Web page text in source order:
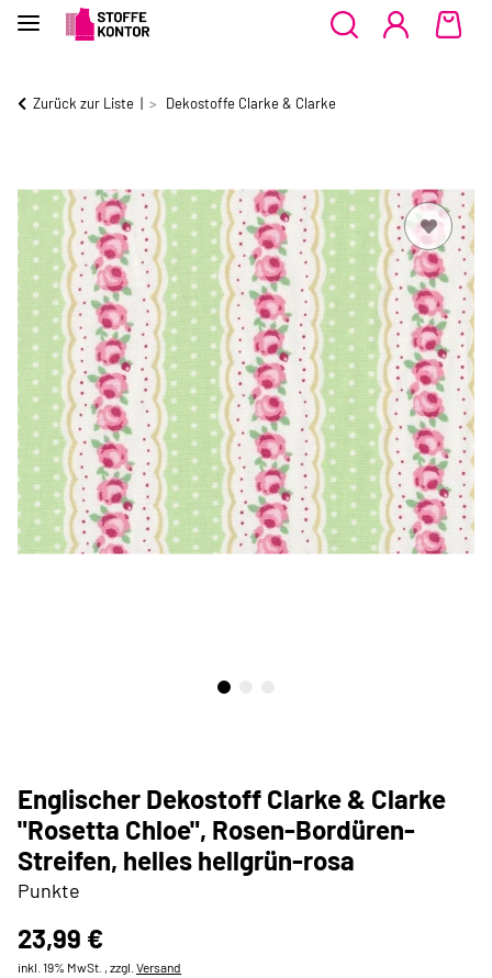
Zurück zur Liste Dekostoffe Clarke & Clarke
Englischer Dekostoff Clarke & Clarke
"Rosetta Chloe", Rosen-Bordüren-
Streifen, helles hellgrün-rosa
Punkte
23,99 €
inkl. 19% MwSt. , zzgl. Versand